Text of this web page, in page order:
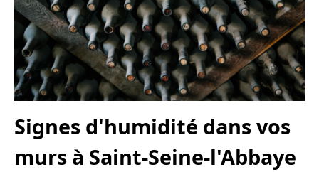
Signes d'humidité dans vos
murs à Saint-Seine-l'Abbaye